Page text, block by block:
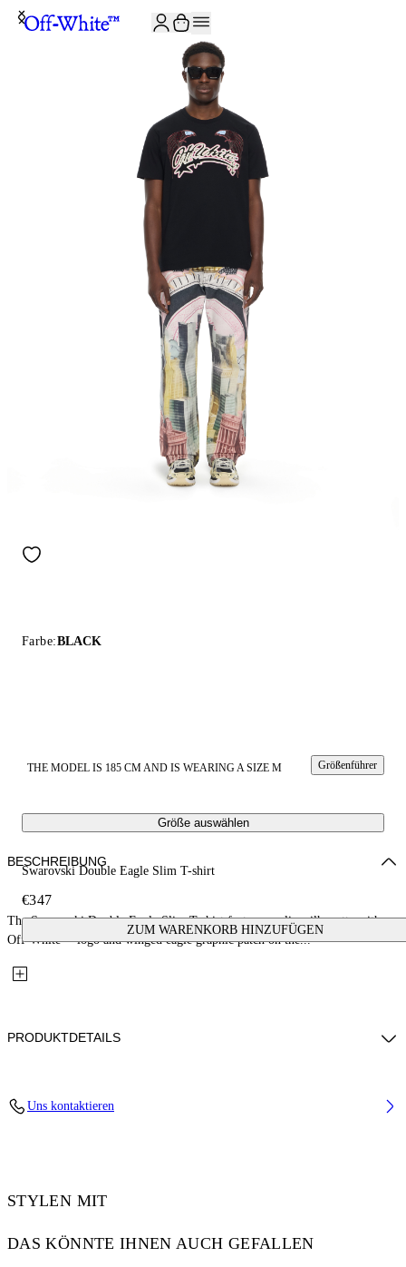
Farbe:BLACK
THE MODEL IS 185 CM AND IS WEARING A SIZE M Größenführer
Größe auswählen
Swarovski Double Eagle Slim T-shirt
€347
ZUM WARENKORB HINZUFÜGEN
BESCHREIBUNG
The Swarovski Double Eagle Slim T-shirt features a slim silhouette with an
Off-White™ logo and winged eagle graphic patch on the...
PRODUKTDETAILS
Uns kontaktieren
STYLEN MIT
DAS KÖNNTE IHNEN AUCH GEFALLEN